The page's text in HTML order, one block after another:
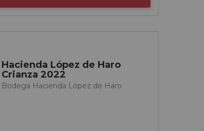
Hacienda López de Haro
Crianza 2022
Bodega Hacienda López de Haro